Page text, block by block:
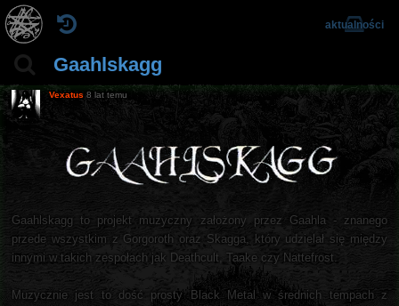
Gaahlskagg
aktualności
Vexatus 8 lat temu
Gaahlskagg to projekt muzyczny założony przez Gaahla - znanego
przede wszystkim z Gorgoroth oraz Skagga, który udzielał się między
innymi w takich zespołach jak Deathcult, Taake czy Nattefrost.
Muzycznie jest to dość prosty Black Metal w średnich tempach z